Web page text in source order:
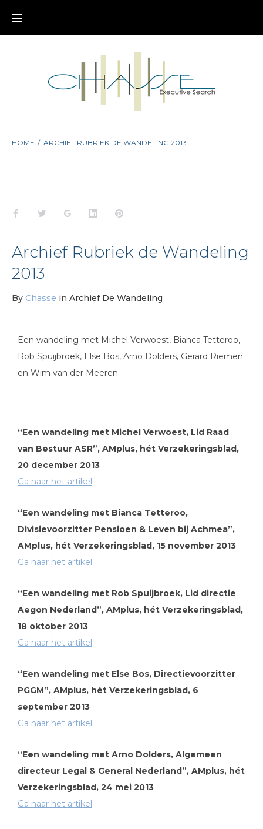
HOME / ARCHIEF RUBRIEK DE WANDELING 2013
Archief Rubriek de Wandeling
2013
By Chasse in Archief De Wandeling
Een wandeling met Michel Verwoest, Bianca Tetteroo,
Rob Spuijbroek, Else Bos, Arno Dolders, Gerard Riemen
en Wim van der Meeren.
“Een wandeling met Michel Verwoest, Lid Raad
van Bestuur ASR”, AMplus, hét Verzekeringsblad,
20 december 2013
Ga naar het artikel
“Een wandeling met Bianca Tetteroo,
Divisievoorzitter Pensioen & Leven bij Achmea”,
AMplus, hét Verzekeringsblad, 15 november 2013
Ga naar het artikel
“Een wandeling met Rob Spuijbroek, Lid directie
Aegon Nederland”, AMplus, hét Verzekeringsblad,
18 oktober 2013
Ga naar het artikel
“Een wandeling met Else Bos, Directievoorzitter
PGGM”, AMplus, hét Verzekeringsblad, 6
september 2013
Ga naar het artikel
“Een wandeling met Arno Dolders, Algemeen
directeur Legal & General Nederland”, AMplus, hét
Verzekeringsblad, 24 mei 2013
Ga naar het artikel